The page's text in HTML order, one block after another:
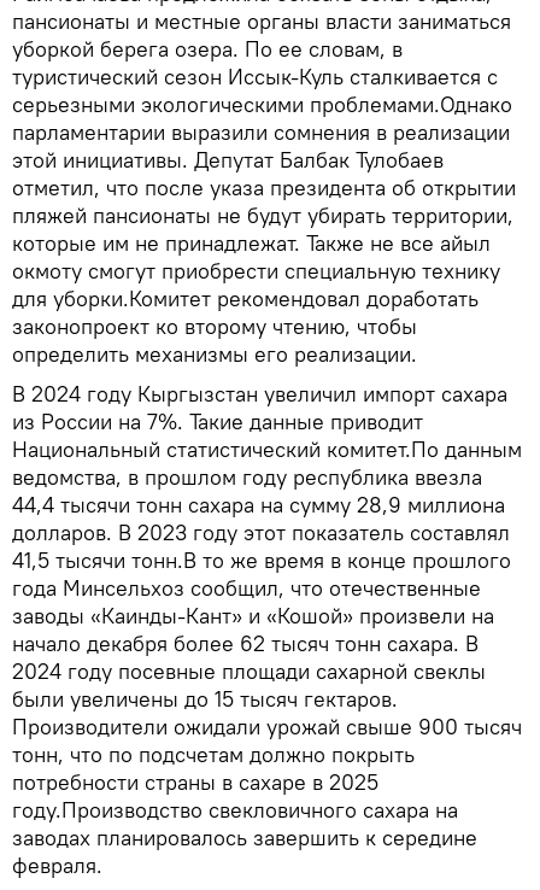
пансионаты и местные органы власти заниматься
уборкой берега озера. По ее словам, в
туристический сезон Иссык-Куль сталкивается с
серьезными экологическими проблемами.Однако
парламентарии выразили сомнения в реализации
этой инициативы. Депутат Балбак Тулобаев
отметил, что после указа президента об открытии
пляжей пансионаты не будут убирать территории,
которые им не принадлежат. Также не все айыл
окмоту смогут приобрести специальную технику
для уборки.Комитет рекомендовал доработать
законопроект ко второму чтению, чтобы
определить механизмы его реализации.
В 2024 году Кыргызстан увеличил импорт сахара
из России на 7%. Такие данные приводит
Национальный статистический комитет.По данным
ведомства, в прошлом году республика ввезла
44,4 тысячи тонн сахара на сумму 28,9 миллиона
долларов. В 2023 году этот показатель составлял
41,5 тысячи тонн.В то же время в конце прошлого
года Минсельхоз сообщил, что отечественные
заводы «Каинды-Кант» и «Кошой» произвели на
начало декабря более 62 тысяч тонн сахара. В
2024 году посевные площади сахарной свеклы
были увеличены до 15 тысяч гектаров.
Производители ожидали урожай свыше 900 тысяч
тонн, что по подсчетам должно покрыть
потребности страны в сахаре в 2025
году.Производство свекловичного сахара на
заводах планировалось завершить к середине
февраля.